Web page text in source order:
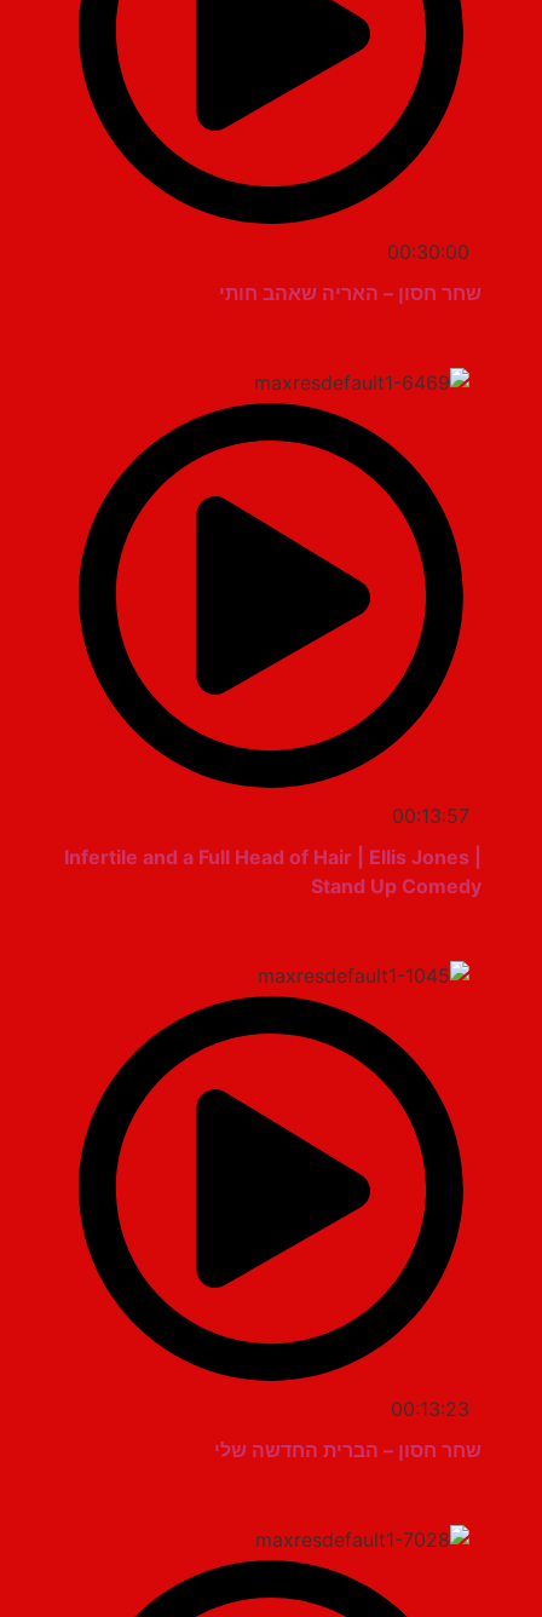
00:30:00
שחר חסון – האריה שאהב חותי
00:13:57
Infertile and a Full Head of Hair | Ellis Jones |
Stand Up Comedy
00:13:23
שחר חסון – הברית החדשה שלי